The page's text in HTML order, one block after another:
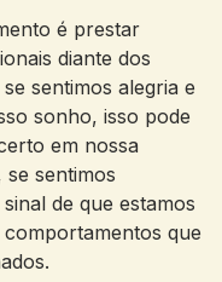
é prestar
diante dos‌
sentimos alegria ‌e
sonho, isso pode
em‌ nossa
sentimos
de que‌ estamos
que